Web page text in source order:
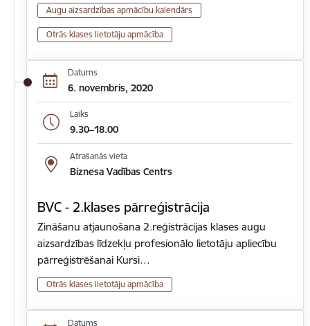
Augu aizsardzības apmācību kalendārs
Otrās klases lietotāju apmācība
Datums
6. novembris, 2020
Laiks
9.30–18.00
Atrašanās vieta
Biznesa Vadības Centrs
BVC - 2.klases pārreģistrācija
Zināšanu atjaunošana 2.reģistrācijas klases augu
aizsardzības līdzekļu profesionālo lietotāju apliecību
pārreģistrēšanai Kursi…
Otrās klases lietotāju apmācība
Datums